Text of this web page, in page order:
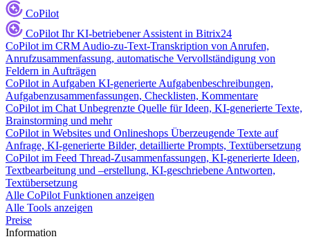
CoPilot
CoPilot Ihr KI-betriebener Assistent in Bitrix24
CoPilot im CRM Audio-zu-Text-Transkription von Anrufen,
Anrufzusammenfassung, automatische Vervollständigung von
Feldern in Aufträgen
CoPilot in Aufgaben KI-generierte Aufgabenbeschreibungen,
Aufgabenzusammenfassungen, Checklisten, Kommentare
CoPilot im Chat Unbegrenzte Quelle für Ideen, KI-generierte Texte,
Brainstorming und mehr
CoPilot in Websites und Onlineshops Überzeugende Texte auf
Anfrage, KI-generierte Bilder, detaillierte Prompts, Textübersetzung
CoPilot im Feed Thread-Zusammenfassungen, KI-generierte Ideen,
Textbearbeitung und –erstellung, KI-geschriebene Antworten,
Textübersetzung
Alle CoPilot Funktionen anzeigen
Alle Tools anzeigen
Preise
Information